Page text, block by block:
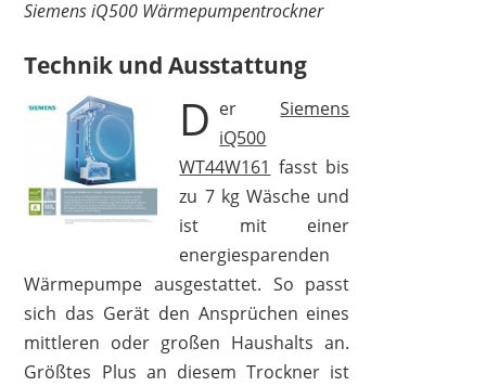
Siemens iQ500 Wärmepumpentrockner
Technik und Ausstattung
D erSiemens
iQ500
WT44W161 fasst bis
zu 7 kg Wäsche und
ist mit einer
energiesparenden
Wärmepumpe ausgestattet. So passt
sich das Gerät den Ansprüchen eines
mittleren oder großen Haushalts an.
Größtes Plus an diesem Trockner ist